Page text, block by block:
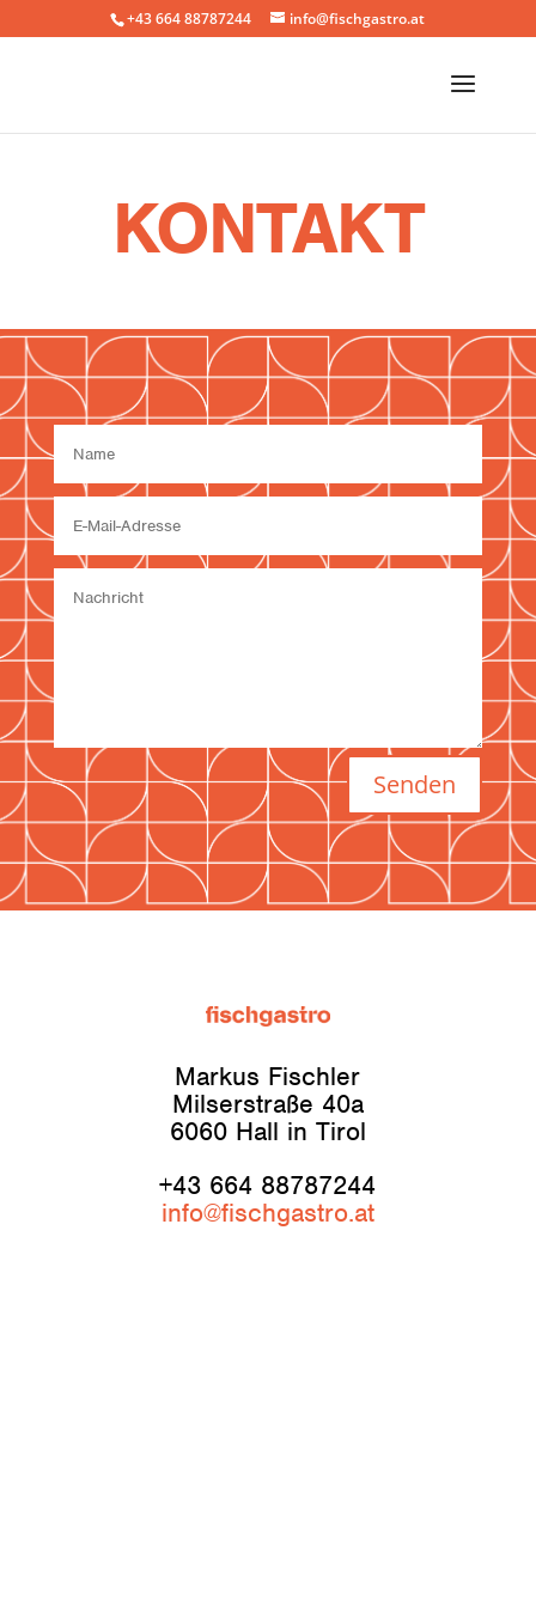
+43 664 88787244 info@fischgastro.at
KONTAKT
Senden
Markus Fischler
Milserstraße 40a
6060 Hall in Tirol
+43 664 88787244
info@fischgastro.at